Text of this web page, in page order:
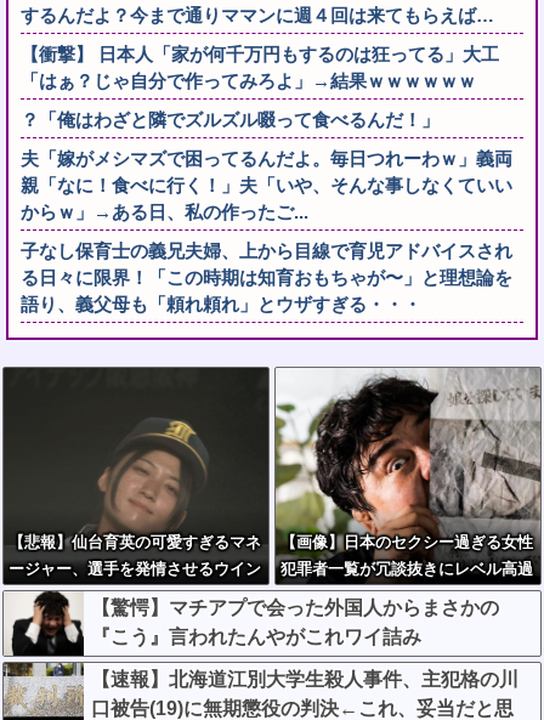
するんだよ？今まで通りママンに週４回は来てもらえば…
【衝撃】 日本人「家が何千万円もするのは狂ってる」大工
「はぁ？じゃ自分で作ってみろよ」→結果ｗｗｗｗｗｗ
？「俺はわざと隣でズルズル啜って食べるんだ！」
夫「嫁がメシマズで困ってるんだよ。毎日つれーわｗ」義両
親「なに！食べに行く！」夫「いや、そんな事しなくていい
からｗ」→ある日、私の作ったご...
子なし保育士の義兄夫婦、上から目線で育児アドバイスされ
る日々に限界！「この時期は知育おもちゃが〜」と理想論を
語り、義父母も「頼れ頼れ」とウザすぎる・・・
【悲報】仙台育英の可愛すぎるマネ
ージャー、選手を発情させるウイン
ク
【画像】日本のセクシー過ぎる女性
犯罪者一覧が冗談抜きにレベル高過
ぎる件w w w w w w w w w
【驚愕】マチアプで会った外国人からまさかの
『こう』言われたんやがこれワイ詰み
か？？？？？？？
【速報】北海道江別大学生殺人事件、主犯格の川
口被告(19)に無期懲役の判決←これ、妥当だと思